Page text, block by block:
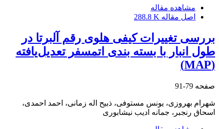
مشاهده مقاله
اصل مقاله 288.8 K
بررسی تغییرات کیفی هلوی رقم آلبرتا در
طول انبار با بسته ‏بندی اتمسفر تعدیل‌یافته
(MAP)
صفحه 79-91
شهرام بهروزی، یونس مستوفی، ذبیح اله زمانی، احمد احمدی،
اسحاق رنجبر، جمانه ادیب نیشابوری